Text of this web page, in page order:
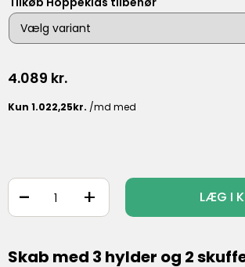
4.089 kr.
+
- LÆG I
Skab med 3 hylder og 2